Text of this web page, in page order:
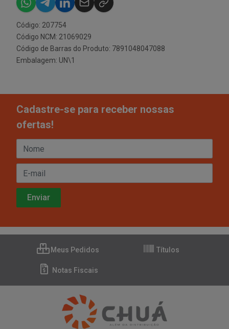
Código: 207754
Código NCM: 21069029
Código de Barras do Produto: 7891048047088
Embalagem: UN\1
Cadastre-se para receber nossas
ofertas!
Meus Pedidos Títulos
Notas Fiscais